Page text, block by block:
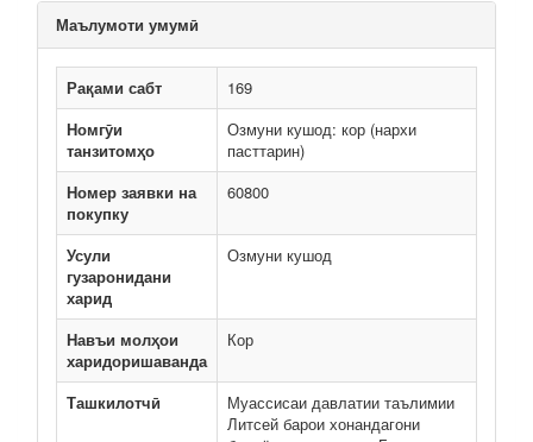
Маълумоти умумӣ
Рақами сабт
169
Номгӯи
танзитомҳо
Озмуни кушод: кор (нархи
пасттарин)
Номер заявки на
покупку
60800
Усули
гузаронидани
харид
Озмуни кушод
Навъи молҳои
харидоришаванда
Кор
Ташкилотчӣ
Муассисаи давлатии таълимии
Литсей барои хонандагони